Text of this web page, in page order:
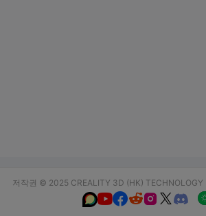
저작권 © 2025 CREALITY 3D (HK) TECHNOLOGY
  